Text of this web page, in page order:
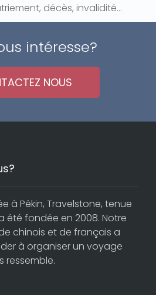
décès, invalidité...
intéresse?
NOUS
à Pékin, Travelstone, tenue
été fondée en 2008. Notre
chinois et de français a
à organiser un voyage
ressemble.